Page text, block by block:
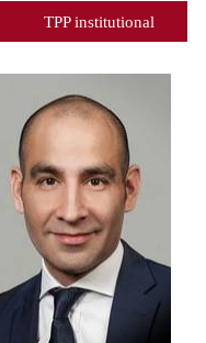
TPP institutional